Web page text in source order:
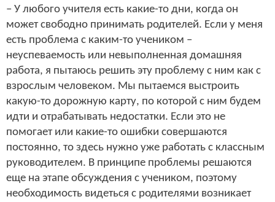
– У любого учителя есть какие-то дни, когда он
может свободно принимать родителей. Если у меня
есть проблема с каким-то учеником –
неуспеваемость или невыполненная домашняя
работа, я пытаюсь решить эту проблему с ним как с
взрослым человеком. Мы пытаемся выстроить
какую-то дорожную карту, по которой с ним будем
идти и отрабатывать недостатки. Если это не
помогает или какие-то ошибки совершаются
постоянно, то здесь нужно уже работать с классным
руководителем. В принципе проблемы решаются
еще на этапе обсуждения с учеником, поэтому
необходимость видеться с родителями возникает